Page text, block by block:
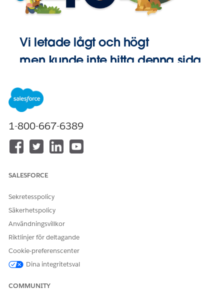
Vi letade lågt och högt
men kunde inte hitta denna sida.
1-800-667-6389
SALESFORCE
Sekretesspolicy
Säkerhetspolicy
Användningsvillkor
Riktlinjer för deltagande
Cookie-preferenscenter
Dina integritetsval
COMMUNITY